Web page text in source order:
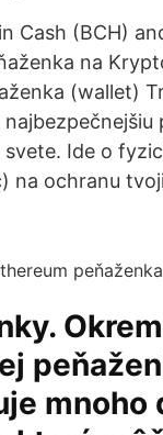
Cash (BCH)
na
(wallet)
Ide o
na ochranu
mnoho